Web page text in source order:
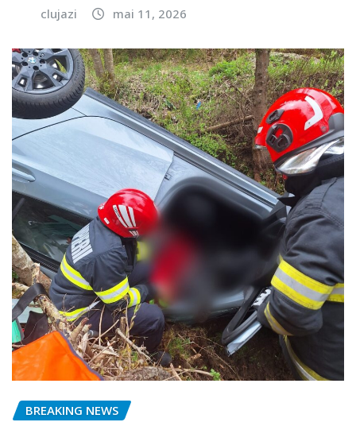
clujazi mai 11, 2026
BREAKING NEWS